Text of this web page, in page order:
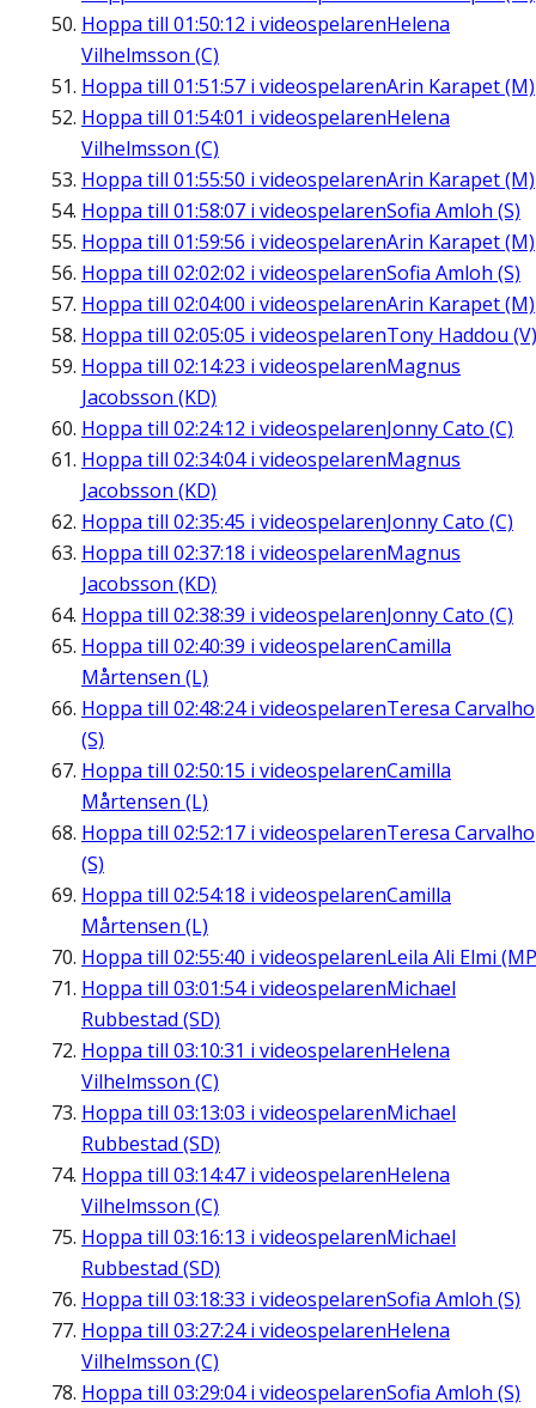
Hoppa till 01:50:12 i videospelarenHelena
Vilhelmsson (C)
Hoppa till 01:51:57 i videospelarenArin Karapet (M)
Hoppa till 01:54:01 i videospelarenHelena
Vilhelmsson (C)
Hoppa till 01:55:50 i videospelarenArin Karapet (M)
Hoppa till 01:58:07 i videospelarenSofia Amloh (S)
Hoppa till 01:59:56 i videospelarenArin Karapet (M)
Hoppa till 02:02:02 i videospelarenSofia Amloh (S)
Hoppa till 02:04:00 i videospelarenArin Karapet (M)
Hoppa till 02:05:05 i videospelarenTony Haddou (V)
Hoppa till 02:14:23 i videospelarenMagnus
Jacobsson (KD)
Hoppa till 02:24:12 i videospelarenJonny Cato (C)
Hoppa till 02:34:04i videospelarenMagnus
Jacobsson (KD)
Hoppa till 02:35:45 i videospelarenJonny Cato (C)
Hoppa till 02:37:18 i videospelarenMagnus
Jacobsson (KD)
Hoppa till 02:38:39 i videospelarenJonny Cato (C)
Hoppa till 02:40:39 i videospelarenCamilla
Mårtensen (L)
Hoppa till 02:48:24i videospelarenTeresa Carvalho
(S)
Hoppa till 02:50:15 i videospelarenCamilla
Mårtensen (L)
Hoppa till 02:52:17 i videospelarenTeresa Carvalho
(S)
Hoppa till 02:54:18 i videospelarenCamilla
Mårtensen (L)
Hoppa till 02:55:40 i videospelarenLeila Ali Elmi
Hoppa till 03:01:54i videospelarenMichael
Rubbestad (SD)
Hoppa till 03:10:31 i videospelarenHelena
Vilhelmsson (C)
Hoppa till 03:13:03 i videospelarenMichael
Rubbestad (SD)
Hoppa till 03:14:47 i videospelarenHelena
Vilhelmsson (C)
Hoppa till 03:16:13 i videospelarenMichael
Rubbestad (SD)
Hoppa till 03:18:33 i videospelarenSofia Amloh (S)
Hoppa till 03:27:24i videospelarenHelena
Vilhelmsson (C)
Hoppa till 03:29:04i videospelarenSofia Amloh (S)